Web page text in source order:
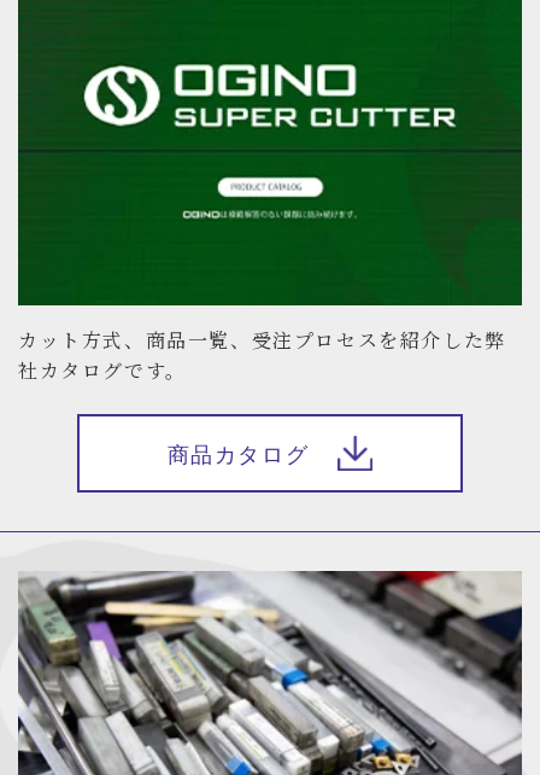
カット方式、商品一覧、受注プロセスを紹介した弊
社カタログです。
商品カタログ